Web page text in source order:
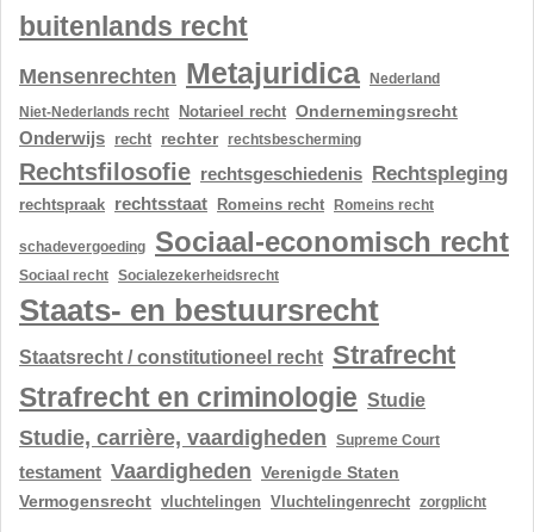
buitenlands recht
Mensenrechten Metajuridica
Nederland
Niet-Nederlands recht
Notarieel recht Ondernemingsrecht
Onderwijs recht rechter rechtsbescherming
Rechtsfilosofie rechtsgeschiedenis Rechtspleging
rechtspraak rechtsstaat Romeins recht Romeins recht
schadevergoeding Sociaal-economisch recht
Sociaal recht Socialezekerheidsrecht
Staats- en bestuursrecht
Staatsrecht / constitutioneel recht Strafrecht
Strafrecht en criminologie Studie
Studie, carrière, vaardigheden Supreme Court
testament Vaardigheden Verenigde Staten
Vermogensrecht vluchtelingen Vluchtelingenrecht zorgplicht